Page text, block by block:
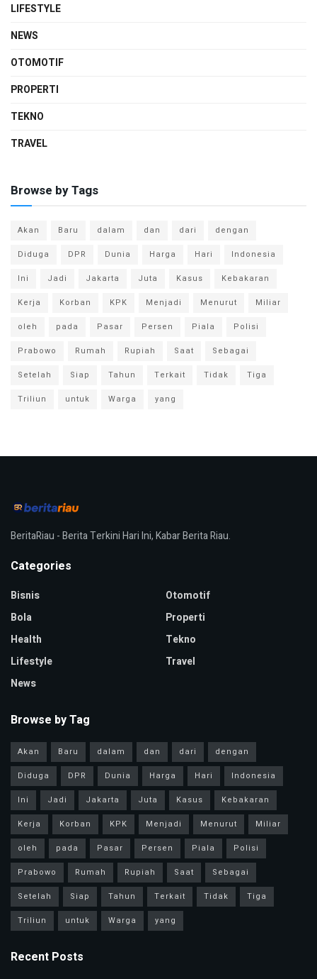
LIFESTYLE
NEWS
OTOMOTIF
PROPERTI
TEKNO
TRAVEL
Browse by Tags
Akan Baru dalam dan dari
dengan
Diduga
DPR Dunia Harga Hari
Indonesia
Ini
Jadi Jakarta Juta Kasus
Kebakaran
Kerja
Korban KPK Menjadi Menurut
Miliar
oleh
pada Pasar Persen Piala
Polisi
Prabowo
Rumah Rupiah Saat
Sebagai
Setelah
Siap Tahun Terkait Tidak
Tiga
Triliun
untuk Warga yang
BeritaRiau - Berita Terkini Hari Ini, Kabar Berita Riau.
Categories
Bisnis
Bola
Health
Lifestyle
News
Otomotif
Properti
Tekno
Travel
Browse by Tag
Akan Baru dalam dan dari
dengan
Diduga
DPR Dunia Harga Hari
Indonesia
Ini
Jadi Jakarta Juta Kasus
Kebakaran
Kerja
Korban KPK Menjadi Menurut
Miliar
oleh
pada Pasar Persen Piala
Polisi
Prabowo
Rumah Rupiah Saat
Sebagai
Setelah
Siap Tahun Terkait Tidak
Tiga
Triliun
untuk Warga yang
Recent Posts